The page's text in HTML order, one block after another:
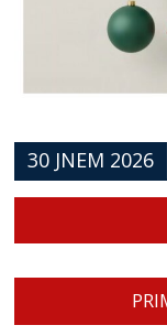
30 JNEM 2026